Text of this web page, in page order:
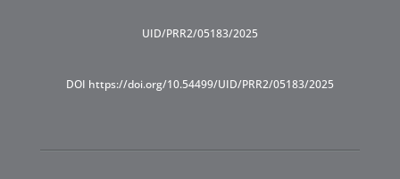
UID/PRR2/05183/2025
DOI https://doi.org/10.54499/UID/PRR2/05183/2025